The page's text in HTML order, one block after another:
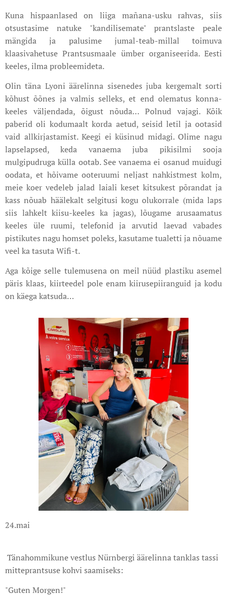
Kuna hispaanlased on liiga mañana-usku rahvas, siis
otsustasime natuke "kandilisemate" prantslaste peale
mängida ja palusime jumal-teab-millal toimuva
klaasivahetuse Prantsusmaale ümber organiseerida. Eesti
keeles, ilma probleemideta.
Olin täna Lyoni äärelinna sisenedes juba kergemalt sorti
kõhust õõnes ja valmis selleks, et end olematus konna-
keeles väljendada, õigust nõuda… Polnud vajagi. Kõik
paberid oli kodumaalt korda aetud, seisid letil ja ootasid
vaid allkirjastamist. Keegi ei küsinud midagi. Olime nagu
lapselapsed, keda vanaema juba pikisilmi sooja
mulgipudruga külla ootab. See vanaema ei osanud muidugi
oodata, et hõivame ooteruumi neljast nahkistmest kolm,
meie koer vedeleb jalad laiali keset kitsukest põrandat ja
kass nõuab häälekalt selgitusi kogu olukorrale (mida laps
siis lahkelt kiisu-keeles ka jagas), lõugame arusaamatus
keeles üle ruumi, telefonid ja arvutid laevad vabades
pistikutes nagu homset poleks, kasutame tualetti ja nõuame
veel ka tasuta Wifi-t.
Aga kõige selle tulemusena on meil nüüd plastiku asemel
päris klaas, kiirteedel pole enam kiirusepiiranguid ja kodu
on käega katsuda…
24.mai
Tänahommikune vestlus Nürnbergi äärelinna tanklas tassi
mitteprantsuse kohvi saamiseks:
"Guten Morgen!"